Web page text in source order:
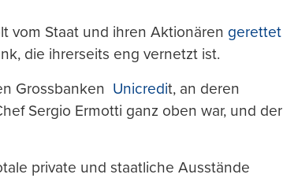
vom Staat und ihren Aktionären gerettet
die ihrerseits eng vernetzt ist.
Grossbanken Unicredit, an deren
Sergio Ermotti ganz oben war, und der
private und staatliche Ausstände